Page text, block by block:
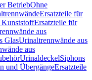
BetriebOhne
Ersatzteile für
KunststoffErsatzteile für
aus
GlasUrinaltrennwände aus
aus
UrinaldeckelSiphons
und ÜbergängeErsatzteile